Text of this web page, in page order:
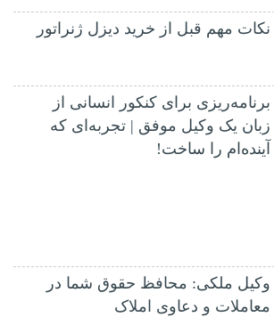
نکات مهم قبل از خرید دیزل ژنراتور
برنامه‌ریزی برای کنکور انسانی از
زبان یک وکیل موفق | تجربه‌ای که
آینده‌ام را ساخت!
ملکی: محافظ حقوق شما در
معاملات و دعاوی املاک